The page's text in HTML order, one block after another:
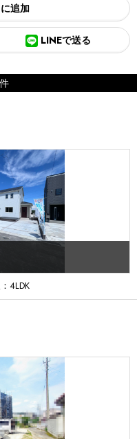
LINEで送る
4LDK